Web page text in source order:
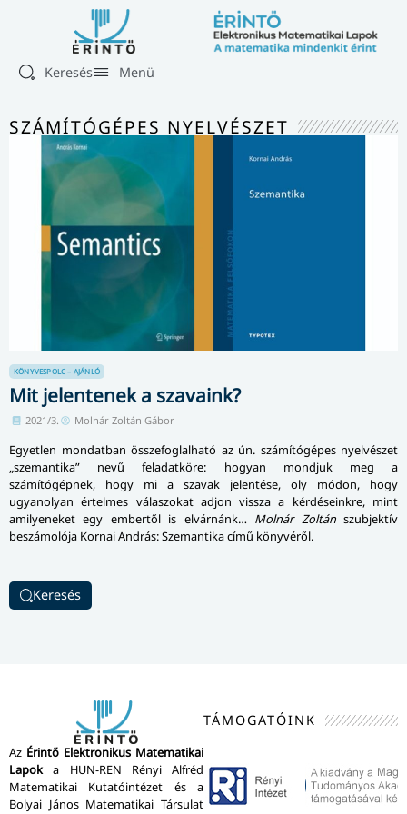
Keresés Menü
SZÁMÍTÓGÉPES NYELVÉSZET
KÖNYVESPOLC – AJÁNLÓ
Mit jelentenek a szavaink?
2021/3. Molnár Zoltán Gábor
Egyetlen mondatban összefoglalható az ún. számítógépes nyelvészet
„szemantika” nevű feladatköre: hogyan mondjuk meg a
számítógépnek, hogy mi a szavak jelentése, oly módon, hogy
ugyanolyan értelmes válaszokat adjon vissza a kérdéseinkre, mint
amilyeneket egy embertől is elvárnánk… Molnár Zoltánszubjektív
beszámolója Kornai András: Szemantika című könyvéről.
Keresés
Az Érintő Elektronikus Matematikai
Lapoka HUN-REN Rényi Alfréd
Matematikai Kutatóintézet és a
Bolyai János Matematikai Társulat
TÁMOGATÓINK